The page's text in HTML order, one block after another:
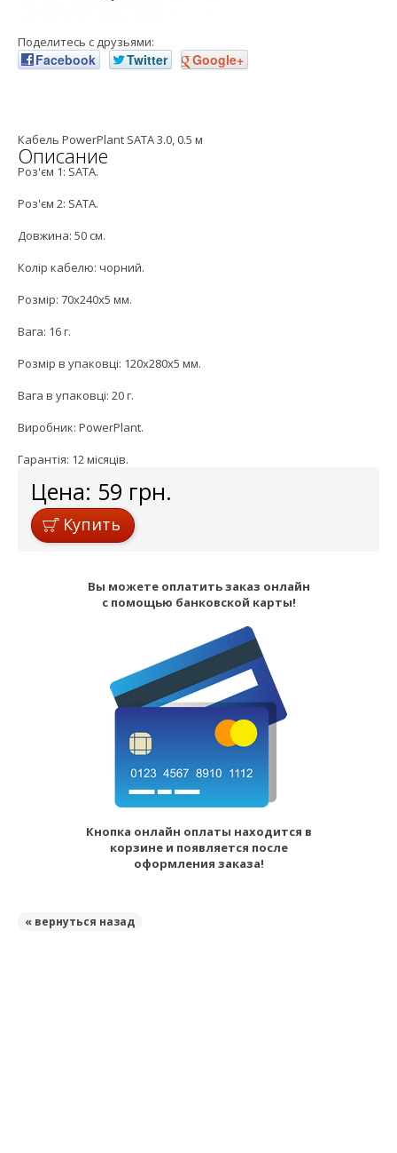
Поделитесь с друзьями:
Facebook Twitter Google+
Описание
Кабель PowerPlant SATA 3.0, 0.5 м
Роз'єм 1: SATA.
Роз'єм 2: SATA.
Довжина: 50 см.
Колір кабелю: чорний.
Розмір: 70x240x5 мм.
Вага: 16 г.
Розмір в упаковці: 120x280x5 мм.
Вага в упаковці: 20 г.
Виробник: PowerPlant.
Гарантія: 12 місяців.
Цена: 59 грн.
Купить
Вы можете оплатить заказ онлайн
с помощью банковской карты!
Кнопка онлайн оплаты находится в
корзине и появляется после
оформления заказа!
« вернуться назад